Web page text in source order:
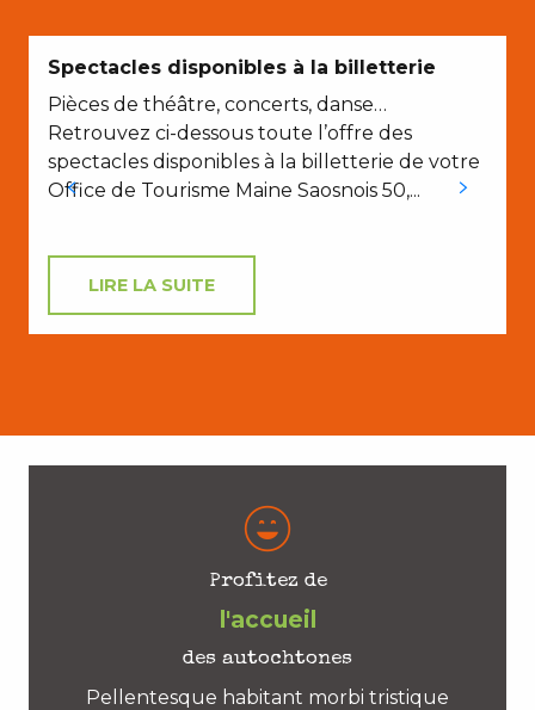
Spectacles disponibles à la billetterie
Pièces de théâtre, concerts, danse…
Retrouvez ci-dessous toute l’offre des
spectacles disponibles à la billetterie de votre
Office de Tourisme Maine Saosnois 50,...
LIRE LA SUITE
Profitez de
l'accueil
des autochtones
Pellentesque habitant morbi tristique